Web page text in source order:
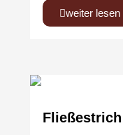
weiter lesen
Fließestrich